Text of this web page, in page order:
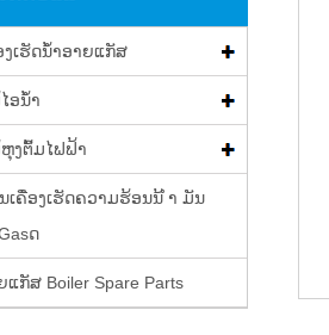
ງເຮັດນ້ໍາອາຍແກັສ
ອນ້ໍາ
ງຕົ້ມໄຟຟ້າ
ເຄື່ອງເຮັດຄວາມຮ້ອນນ້ ຳ ມັນ
ດ
ແກັສ Boiler Spare Parts